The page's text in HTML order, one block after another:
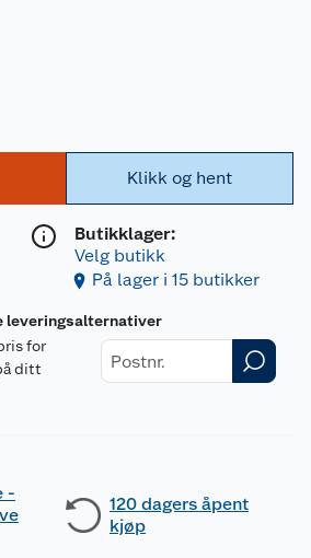
Klikk og hent
Butikklager:
Velg butikk
På lager i 15 butikker
leveringsalternativer
for
ditt
-
120 dagers åpent
kjøp